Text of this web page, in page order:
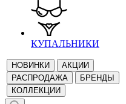
КУПАЛЬНИКИ
НОВИНКИ
АКЦИИ
РАСПРОДАЖА
БРЕНДЫ
КОЛЛЕКЦИИ